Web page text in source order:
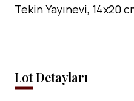
Tekin Yayınevi, 14x20
Lot Detayları